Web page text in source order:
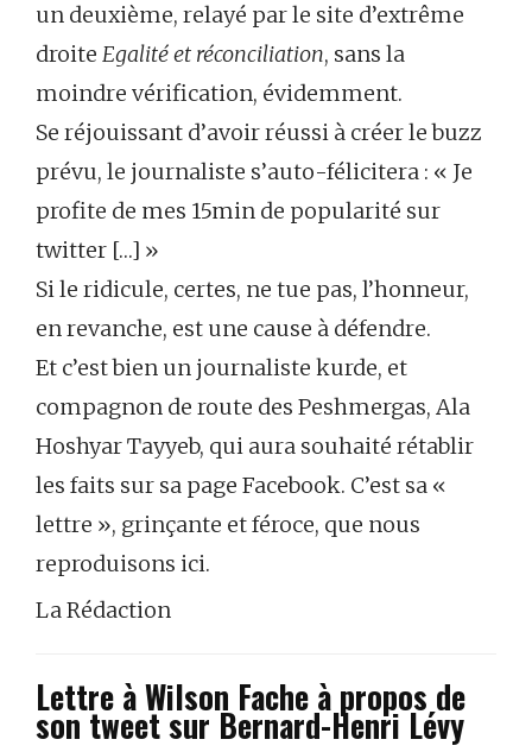
un deuxième, relayé par le site d’extrême
droite Egalité et réconciliation, sans la
moindre vérification, évidemment.
Se réjouissant d’avoir réussi à créer le buzz
prévu, le journaliste s’auto-félicitera : « Je
profite de mes 15min de popularité sur
twitter […] »
Si le ridicule, certes, ne tue pas, l’honneur,
en revanche, est une cause à défendre.
Et c’est bien un journaliste kurde, et
compagnon de route des Peshmergas, Ala
Hoshyar Tayyeb, qui aura souhaité rétablir
les faits sur sa page Facebook. C’est sa «
lettre », grinçante et féroce, que nous
reproduisons ici.
La Rédaction
Lettre à Wilson Fache à propos de
son tweet sur Bernard-Henri Lévy